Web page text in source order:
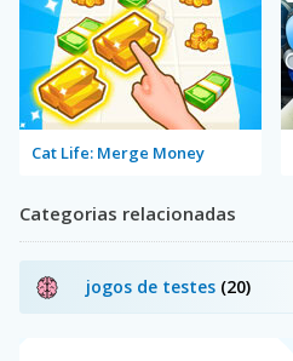
Cat Life: Merge Money
Categorias relacionadas
jogos de testes (20)